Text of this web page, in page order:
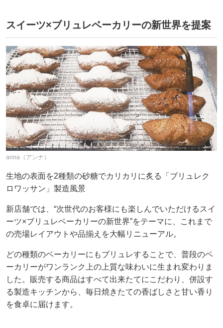
スイーツ×ブリュレベーカリーの新世界を提案
anna（アンナ）
生地の表面を2種類の砂糖でカリカリに炙る「ブリュレク
ロワッサン」製造風景
新店舗では、“次世代のお客様にも楽しんでいただけるスイ
ーツ×ブリュレベーカリーの新世界”をテーマに、これまで
の売場レイアウトや品揃えを大幅リニューアル。
どの種類のベーカリーにもブリュレすることで、普段のベ
ーカリーがワンランク上の上質な味わいに生まれ変わりま
した。販売する商品はすべて出来たてにこだわり、併設す
る製造キッチンから、毎日焼きたての香ばしさと甘い香り
を食卓に届けます。